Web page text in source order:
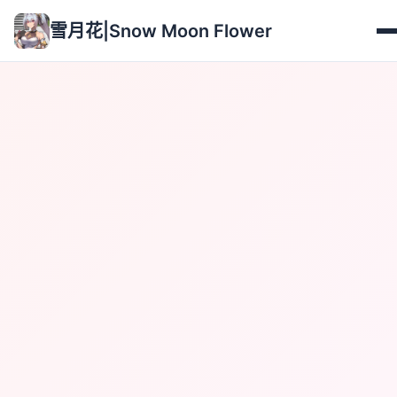
雪月花|Snow Moon Flower